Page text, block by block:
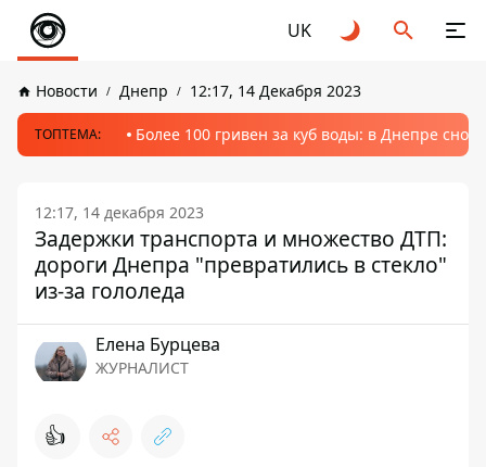
UK
Новости Днепр 12:17, 14 Декабря 2023
ТОПТЕМА: Более 100 гривен за куб воды: в Днепре
12:17, 14 декабря 2023
Задержки транспорта и множество ДТП:
дороги Днепра "превратились в стекло"
из-за гололеда
Елена Бурцева
ЖУРНАЛИСТ
👍